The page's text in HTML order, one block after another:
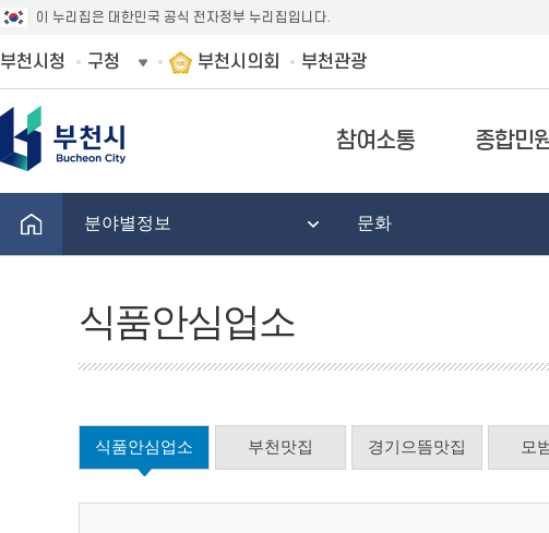
이 누리집은 대한민국 공식 전자정부 누리집입니다.
부천시청 구청 부천시의회 부천관광
참여소통 종합민
분야별정보 문화
식품안심업소
식품안심업소 부천맛집 경기으뜸맛집 모